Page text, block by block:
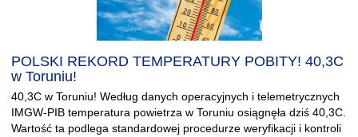
POLSKI REKORD TEMPERATURY POBITY! 40,3C
w Toruniu!
40,3C w Toruniu! Według danych operacyjnych i telemetrycznych
IMGW-PIB temperatura powietrza w Toruniu osiągnęła dziś 40,3C.
Wartość ta podlega standardowej procedurze weryfikacji i kontroli